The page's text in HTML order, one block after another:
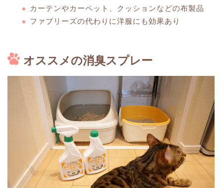
カーテンやカーペット、クッションなどの布製品
ファブリーズの代わりに洋服にも効果あり
オススメの消臭スプレー